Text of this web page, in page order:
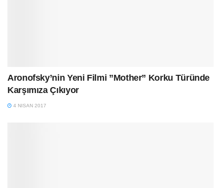
Aronofsky’nin Yeni Filmi ”Mother” Korku Türünde
Karşımıza Çıkıyor
4 NISAN 2017